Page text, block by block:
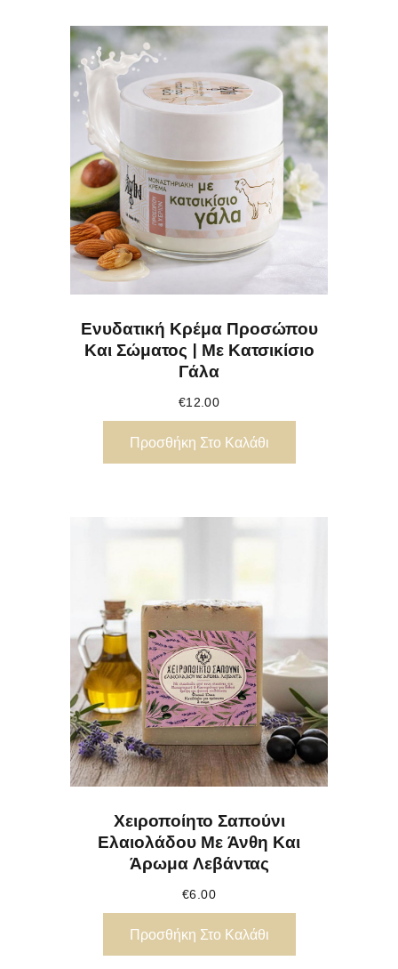
Ενυδατική Κρέμα Προσώπου
Και Σώματος | Με Κατσικίσιο
Γάλα
€12.00
Προσθήκη Στο Καλάθι
Χειροποίητο Σαπούνι
Ελαιολάδου Με Άνθη Και
Άρωμα Λεβάντας
€6.00
Προσθήκη Στο Καλάθι